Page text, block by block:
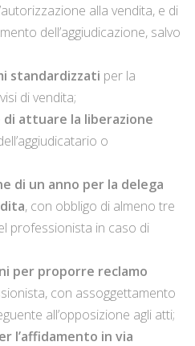
alla vendita, e di
dell’aggiudicazione, salvo
standardizzati per la
di vendita;
di attuare la liberazione
o
di un anno per la delega
, con obbligo di almeno tre
professionista in caso di
per proporre reclamo
con assoggettamento
all’opposizione agli atti;
l’affidamento in via